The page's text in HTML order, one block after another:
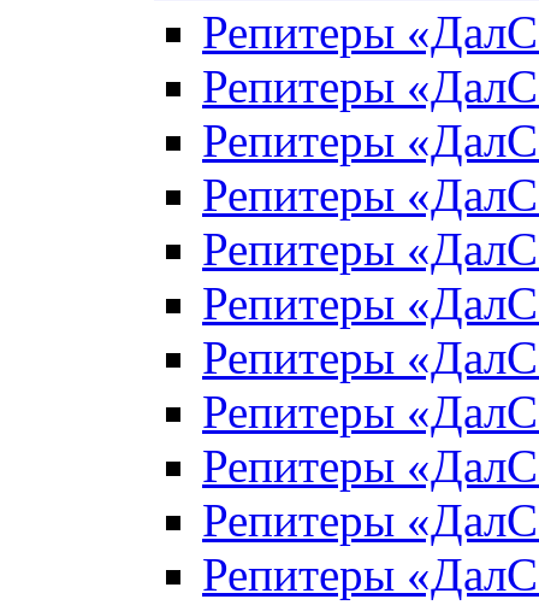
Репитеры
Репитеры
Репитеры
Репитеры
Репитеры
Репитеры
Репитеры
Репитеры
Репитеры
Репитеры
Репитеры